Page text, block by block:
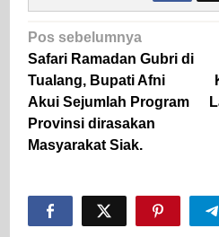
Navigasi
pos
Pos sebelumnya
Safari Ramadan Gubri di
Tualang, Bupati Afni
Akui Sejumlah Program
Provinsi dirasakan
Masyarakat Siak.